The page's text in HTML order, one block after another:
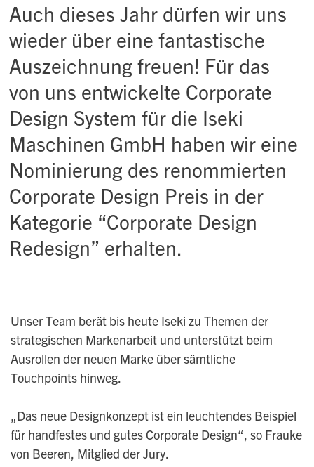
Auch dieses Jahr dürfen wir uns
wieder über eine fantastische
Auszeichnung freuen! Für das
von uns entwickelte Corporate
Design System für die Iseki
Maschinen GmbH haben wir eine
Nominierung des renommierten
Corporate Design Preis in der
Kategorie “Corporate Design
Redesign” erhalten.
Unser Team berät bis heute Iseki zu Themen der
strategischen Markenarbeit und unterstützt beim
Ausrollen der neuen Marke über sämtliche
Touchpoints hinweg.
„Das neue Designkonzept ist ein leuchtendes Beispiel
für handfestes und gutes Corporate Design“, so Frauke
von Beeren, Mitglied der Jury.